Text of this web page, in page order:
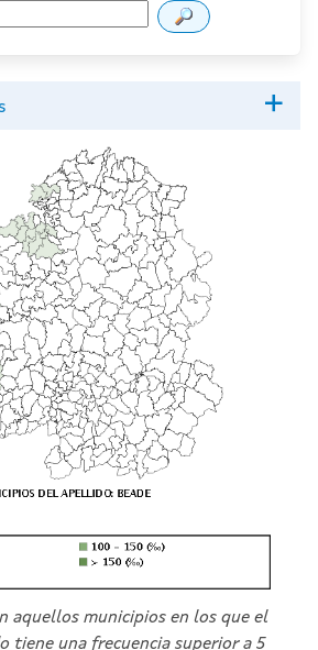
aquellos municipios en los que el
tiene una frecuencia superior a 5